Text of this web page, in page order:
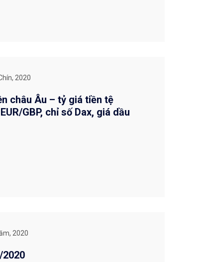
2020
châu Âu – tỷ giá tiền tệ
GBP, chỉ số Dax, giá dầu
2020
2020